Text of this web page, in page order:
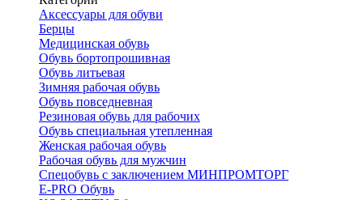
Аксессуары для обуви
Берцы
Медицинская обувь
Обувь бортопрошивная
Обувь литьевая
Зимняя рабочая обувь
Обувь повседневная
Резиновая обувь для рабочих
Обувь специальная утепленная
Женская рабочая обувь
Рабочая обувь для мужчин
Спецобувь с заключением МИНПРОМТОРГ
E-PRO Обувь